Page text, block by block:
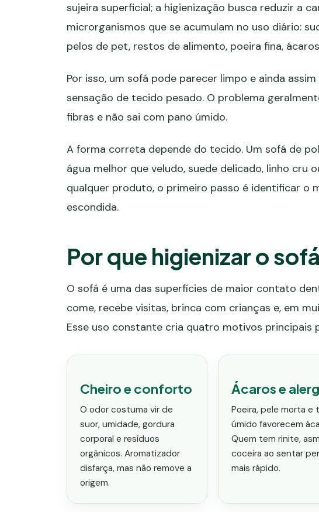
sujeira superficial; a higienização busca reduzir a
microrganismos que se acumulam no uso diário:
pelos de pet, restos de alimento, poeira fina,
Por isso, um sofá pode parecer limpo e ainda
sensação de tecido pesado. O problema
fibras e não sai com pano úmido.
A forma correta depende do tecido. Um sofá de
água melhor que veludo, suede delicado, linho cru
qualquer produto, o primeiro passo é identificar o
escondida.
Por que higienizar o
O sofá é uma das superfícies de maior contato
come, recebe visitas, brinca com crianças e, em
Esse uso constante cria quatro motivos principais
Cheiro e conforto
O odor costuma vir de
suor, umidade, gordura
corporal e resíduos
orgânicos. Aromatizador
disfarça, mas não remove a
origem.
Ácaros e
Poeira, pele morta e
úmido favorecem
Quem tem rinite,
coceira ao sentar
mais rápido.